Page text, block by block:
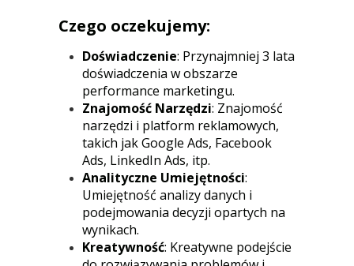
Czego oczekujemy:
Doświadczenie: Przynajmniej 3 lata
doświadczenia w obszarze
performance marketingu.
Znajomość Narzędzi: Znajomość
narzędzi i platform reklamowych,
takich jak Google Ads, Facebook
Ads, LinkedIn Ads, itp.
Analityczne Umiejętności:
Umiejętność analizy danych i
podejmowania decyzji opartych na
wynikach.
Kreatywność: Kreatywne podejście